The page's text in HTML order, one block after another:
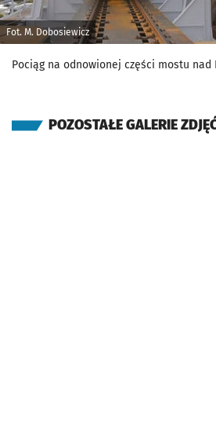
Fot. M. Dobosiewicz
Pociąg na odnowionej części mostu nad
POZOSTAŁE GALERIE